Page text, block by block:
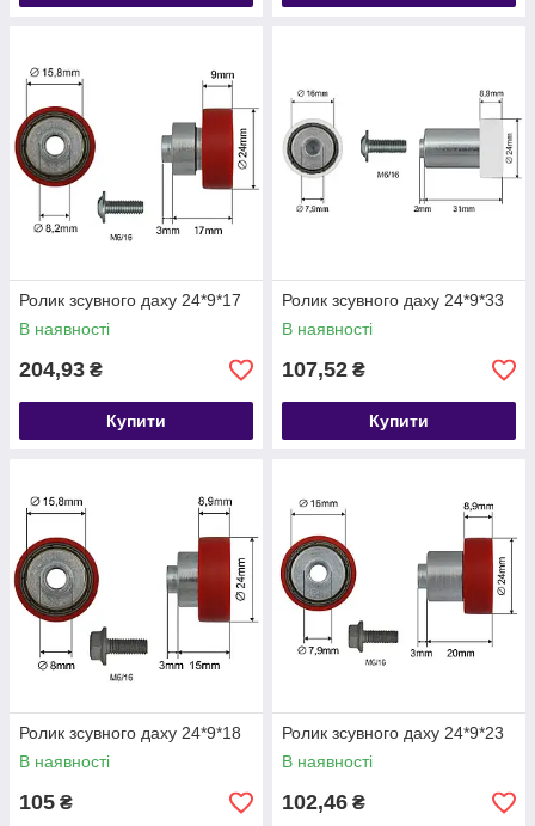
Ролик зсувного даху 24*9*17
В наявності
204,93 ₴
Купити
Ролик зсувного даху 24*9*33
В наявності
107,52 ₴
Купити
Ролик зсувного даху 24*9*18
В наявності
105 ₴
Ролик зсувного даху 24*9*23
В наявності
102,46 ₴